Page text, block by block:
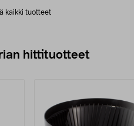
kaikki tuotteet
hittituotteet